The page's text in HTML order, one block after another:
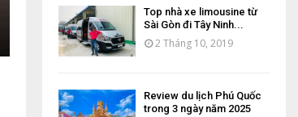
Top nhà xe limousine từ
Sài Gòn đi Tây Ninh...
2 Tháng 10, 2019
Review du lịch Phú Quốc
trong 3 ngày năm 2025